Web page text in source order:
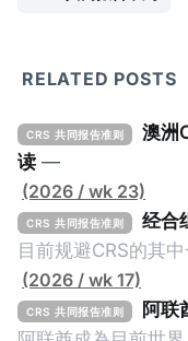
RELATED POSTS
CRS 共同报告准则
澳洲
读 —
(2026 / wk 23)
CRS 共同报告准则 经合
目前规避CRS的其
的CRS成员国设立
信息来避免金融信
(2026 / wk 17)
CRS 共同报告准则 阿联